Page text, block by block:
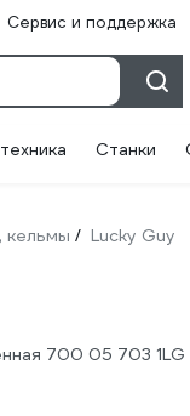
Сервис и поддержка
Станки
кельмы / Lucky Guy
700 05 703 1LG